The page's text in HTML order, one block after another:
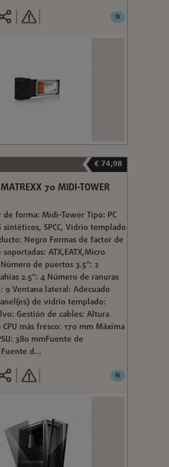
N
€ 74,98
MATREXX 70 MIDI-TOWER
de forma: Midi-Tower Tipo: PC
SPCC, Vidrio templado
Negro Formas de factor de
ATX,EATX,Micro
de puertos 3.5": 2
2.5'': 4 Número de ranuras
9 Ventana lateral: Adecuado
de vidrio templado:
Gestión de cables: Altura
más fresco: 170 mm Máxima
380 mmFuente de
d...
N